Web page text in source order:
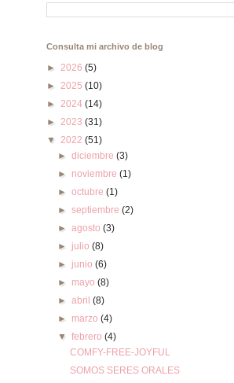
Consulta mi archivo de blog
► 2026 (5)
► 2025 (10)
► 2024 (14)
► 2023 (31)
▼ 2022 (51)
►diciembre(3)
► noviembre(1)
►octubre(1)
►septiembre(2)
►agosto(3)
► julio(8)
► junio(6)
► mayo(8)
►abril(8)
► marzo(4)
▼febrero(4)
COMFY-FREE-JOYFUL
SOMOS SERES ORALES